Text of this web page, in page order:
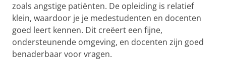
zoals angstige patiënten. De opleiding is relatief
klein, waardoor je je medestudenten en docenten
goed leert kennen. Dit creëert een fijne,
ondersteunende omgeving, en docenten zijn goed
benaderbaar voor vragen.